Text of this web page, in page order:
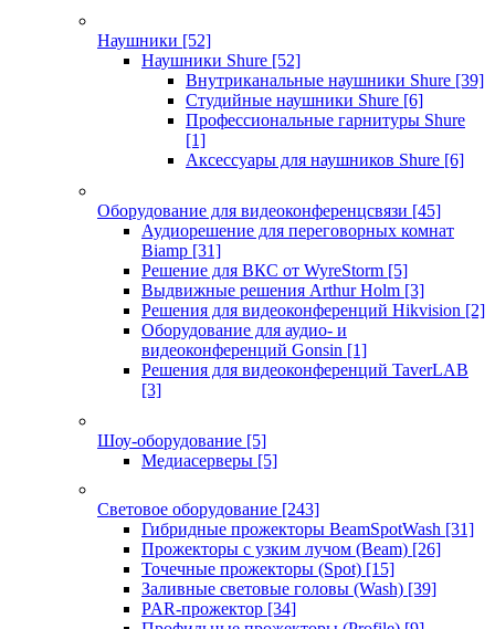
Наушники [52]
Наушники Shure [52]
Внутриканальные наушники Shure [39]
Студийные наушники Shure [6]
Профессиональные гарнитуры Shure
[1]
Аксессуары для наушников Shure [6]
Оборудование для видеоконференцсвязи [45]
Аудиорешение для переговорных комнат
Biamp [31]
Решение для ВКС от WyreStorm [5]
Выдвижные решения Arthur Holm [3]
Решения для видеоконференций Hikvision [2]
Оборудование для аудио- и
видеоконференций Gonsin [1]
Решения для видеоконференций TaverLAB
[3]
Шоу-оборудование [5]
Медиасерверы [5]
Световое оборудование [243]
Гибридные прожекторы BeamSpotWash [31]
Прожекторы с узким лучом (Beam) [26]
Точечные прожекторы (Spot) [15]
Заливные световые головы (Wash) [39]
PAR-прожектор [34]